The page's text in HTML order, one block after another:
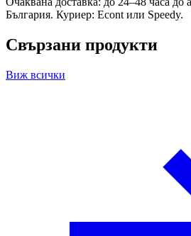
България. Куриер: Econt или Speedy.
Свързани продукти
Виж всички